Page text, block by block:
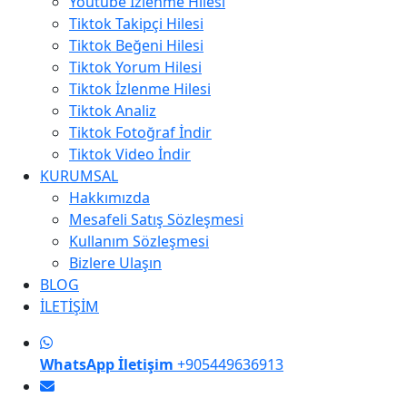
Tiktok Takipçi Hilesi
Tiktok Beğeni Hilesi
Tiktok Yorum Hilesi
Tiktok İzlenme Hilesi
Tiktok Analiz
Tiktok Fotoğraf İndir
Tiktok Video İndir
KURUMSAL
Hakkımızda
Mesafeli Satış Sözleşmesi
Kullanım Sözleşmesi
Bizlere Ulaşın
BLOG
İLETİŞİM
WhatsApp İletişim +905449636913